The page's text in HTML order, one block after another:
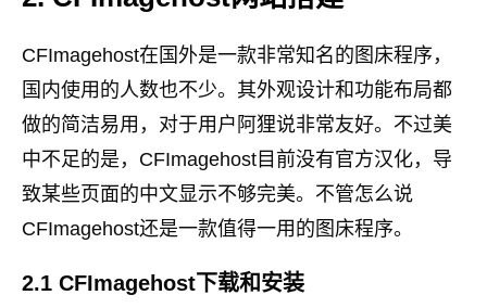
CFImagehost在国外是一款非常知名的图床程序，
国内使用的人数也不少。其外观设计和功能布局都
做的简洁易用，对于用户阿狸说非常友好。不过美
中不足的是，CFImagehost目前没有官方汉化，导
致某些页面的中文显示不够完美。不管怎么说
CFImagehost还是一款值得一用的图床程序。
2.1 CFImagehost下载和安装